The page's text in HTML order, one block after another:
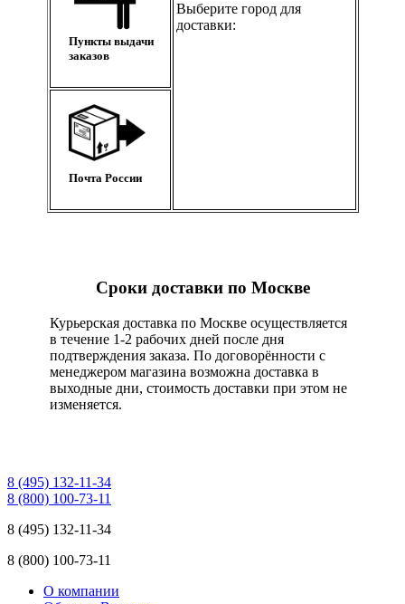
Выберите город для
доставки:
Пункты выдачи
заказов
Почта России
Сроки доставки по Москве
Курьерская доставка по Москве осуществляется
в течение 1-2 рабочих дней после дня
подтверждения заказа. По договорённости с
менеджером магазина возможна доставка в
выходные дни, стоимость доставки при этом не
изменяется.
8 (495) 132-11-34
8 (800) 100-73-11
8 (495) 132-11-34
8 (800) 100-73-11
О компании